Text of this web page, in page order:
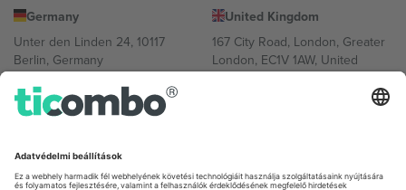
Germany
Unter den Linden 24, 10117
Berlin, Germany
United Kingdom
167 City Road, London, Greater
London, EC1V 1AW, United
Kingdom
United States
Newark, Delaware 19713, United
States